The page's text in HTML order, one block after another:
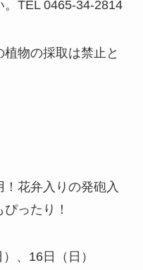
TEL 0465-34-2814
物の採取は禁止と
花弁入りの発砲入
ったり！
、16日（日）